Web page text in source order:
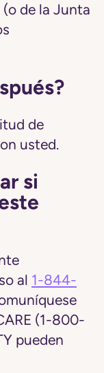
de la Junta
de
usted.
si
al 1-844-
(1-800-
pueden